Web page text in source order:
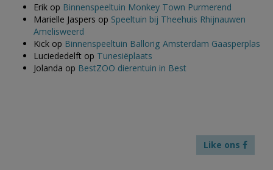
Erik op Binnenspeeltuin Monkey Town Purmerend
Marielle Jaspers op Speeltuin bij Theehuis Rhijnauwen
Amelisweerd
Kick op Binnenspeeltuin Ballorig Amsterdam Gaasperplas
Luciededelft op Tunesiëplaats
Jolanda op BestZOO dierentuin in Best
Like ons